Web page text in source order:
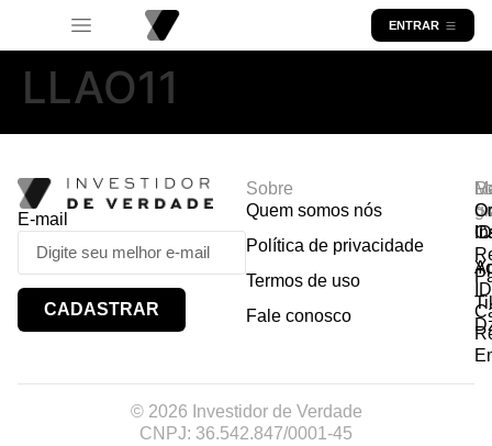
ENTRAR
LLAO11
E-mail
CADASTRAR
Sobre
Quem somos nós
Política de privacidade
Termos de uso
Fale conosco
© 2026 Investidor de Verdade
CNPJ: 36.542.847/0001-45